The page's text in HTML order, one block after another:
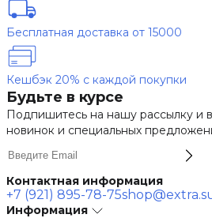
Бесплатная доставка от 15000
Кешбэк 20% с каждой покупки
Будьте в курсе
Подпишитесь на нашу рассылку и
новинок и специальных
Контактная информация
+7 (921) 895-78-75
Информация